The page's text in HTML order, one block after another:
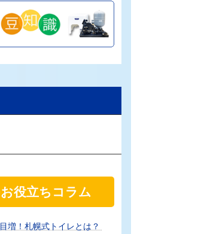
役立ちコラム
増！札幌式トイレとは？